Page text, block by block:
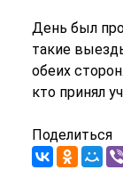
День был
такие
обеих
кто принял
Поделиться